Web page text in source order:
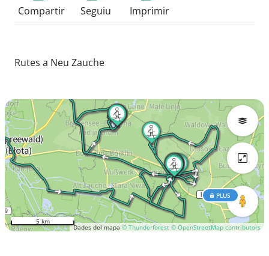
Compartir Seguiu Imprimir
Rutes a Neu Zauche
Dades del mapa© Thunderforest © OpenStreetMap contributors
PLUS
5 km